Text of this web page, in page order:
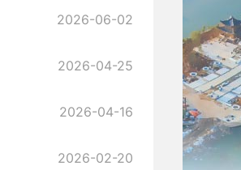
2026-06-02
2026-04-25
2026-04-16
2026-02-20